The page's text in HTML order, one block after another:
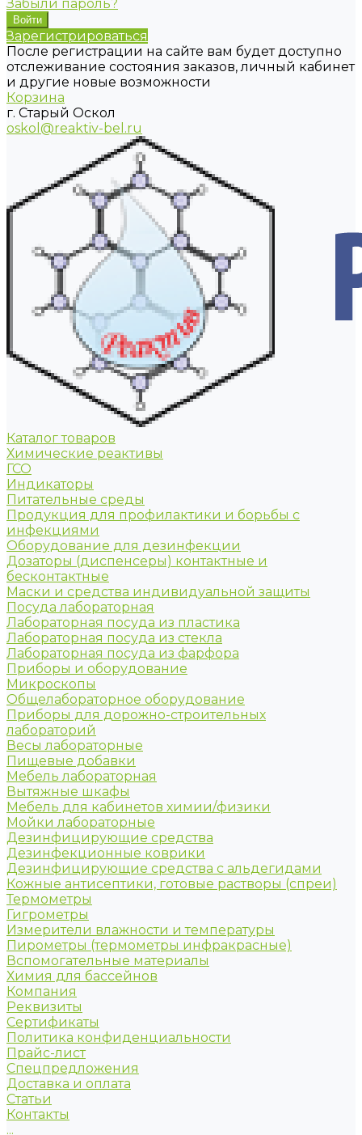
Забыли пароль?
Зарегистрироваться
После регистрации на сайте вам будет доступно
отслеживание состояния заказов, личный кабинет
и другие новые возможности
Корзина
г. Старый Оскол
oskol@reaktiv-bel.ru
Каталог товаров
Химические реактивы
ГСО
Индикаторы
Питательные среды
Продукция для профилактики и борьбы с
инфекциями
Оборудование для дезинфекции
Дозаторы (диспенсеры) контактные и
бесконтактные
Маски и средства индивидуальной защиты
Посуда лабораторная
Лабораторная посуда из пластика
Лабораторная посуда из стекла
Лабораторная посуда из фарфора
Приборы и оборудование
Микроскопы
Общелабораторное оборудование
Приборы для дорожно-строительных
лабораторий
Весы лабораторные
Пищевые добавки
Мебель лабораторная
Вытяжные шкафы
Мебель для кабинетов химии/физики
Мойки лабораторные
Дезинфицирующие средства
Дезинфекционные коврики
Дезинфицирующие средства с альдегидами
Кожные антисептики, готовые растворы (спреи)
Термометры
Гигрометры
Измерители влажности и температуры
Пирометры (термометры инфракрасные)
Вспомогательные материалы
Химия для бассейнов
Компания
Реквизиты
Сертификаты
Политика конфиденциальности
Прайс-лист
Спецпредложения
Доставка и оплата
Статьи
Контакты
...